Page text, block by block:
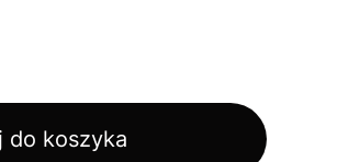
do koszyka